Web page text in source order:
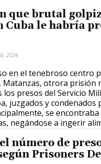
que brutal
Cuba le habría
2024
en el tenebroso centro
Matanzas, otrora prisión
los presos del Servicio
juzgados y condenados
se
negándose a ingerir
número de
Prisoners